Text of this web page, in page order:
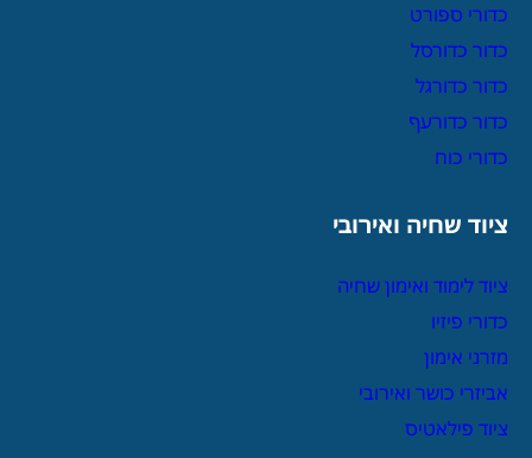
כדורי ספורט
כדור כדורסל
כדור כדורגל
כדור כדורעף
כדורי כוח
ציוד שחיה ואירובי
ציוד לימוד ואימון שחיה
כדורי פיזיו
מזרני אימון
אביזרי כושר ואירובי
ציוד פילאטיס